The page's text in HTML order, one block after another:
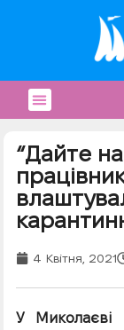
“Дайте
4 Квітня, 2021
У Миколаєві